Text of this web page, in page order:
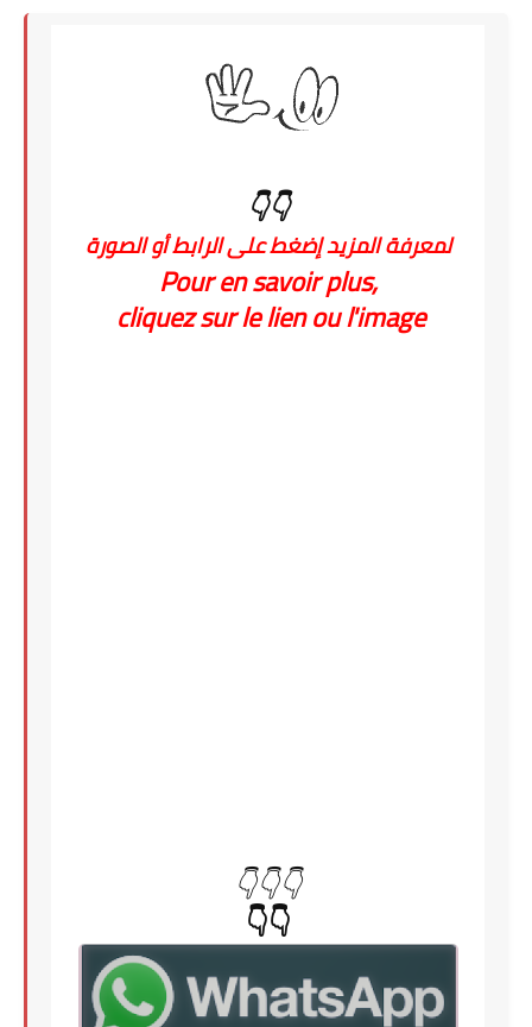
👇👇
لمعرفة المزيد إضغط على الرابط أو الصورة
Pour en savoir plus,
cliquez sur le lien ou l'image
👇👇👇
👇👇